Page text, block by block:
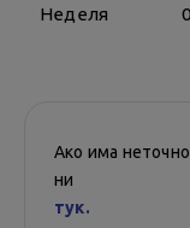
Неделя
Ако има
ни
тук.